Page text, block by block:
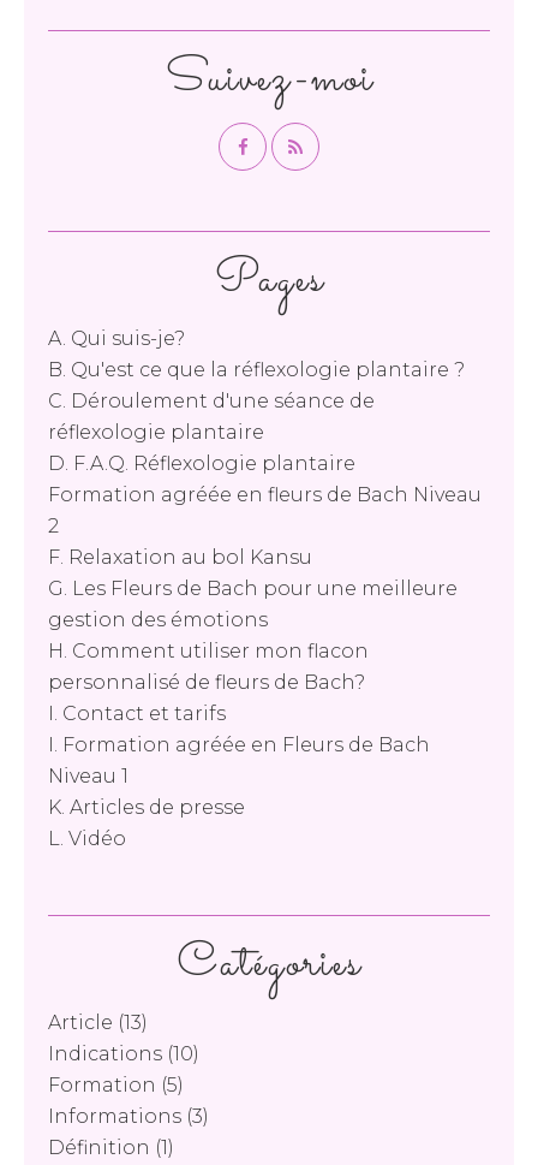
Catégories
Article (13)
Indications (10)
Formation (5)
Informations (3)
Définition (1)
Pages
A. Qui suis-je?
B. Qu'est ce que la réflexologie plantaire ?
C. Déroulement d'une séance de
réflexologie plantaire
D. F.A.Q. Réflexologie plantaire
Formation agréée en fleurs de Bach Niveau
2
F. Relaxation au bol Kansu
G. Les Fleurs de Bach pour une meilleure
gestion des émotions
H. Comment utiliser mon flacon
personnalisé de fleurs de Bach?
I. Contact et tarifs
I. Formation agréée en Fleurs de Bach
Niveau 1
K. Articles de presse
L. Vidéo
Suivez-moi